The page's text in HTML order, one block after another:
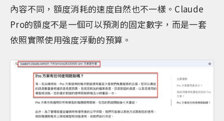
內容不同，額度消耗的速度自然也不一樣。Claude
Pro的額度不是一個可以預測的固定數字，而是一套
依照實際使用強度浮動的預算。